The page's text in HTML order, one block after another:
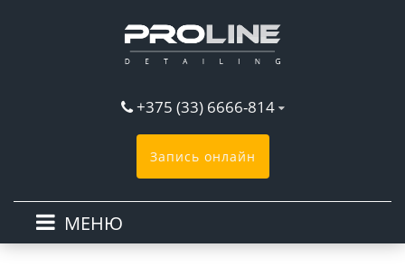
+375 (33) 6666-814
Запись онлайн
МЕНЮ